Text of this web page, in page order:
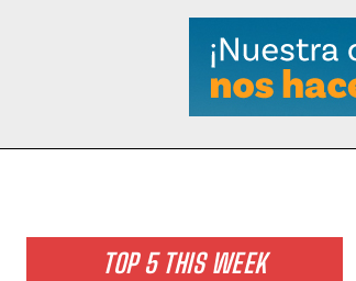
TOP 5 THIS WEEK